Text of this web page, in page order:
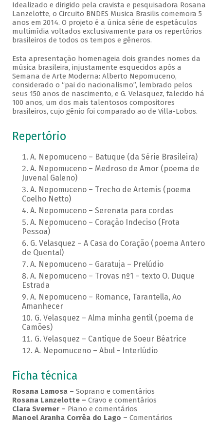
Idealizado e dirigido pela cravista e pesquisadora Rosana
Lanzelotte, o Circuito BNDES Musica Brasilis comemora 5
anos em 2014. O projeto é a única série de espetáculos
multimídia voltados exclusivamente para os repertórios
brasileiros de todos os tempos e gêneros.
Esta apresentação homenageia dois grandes nomes da
música brasileira, injustamente esquecidos após a
Semana de Arte Moderna: Alberto Nepomuceno,
considerado o “pai do nacionalismo”, lembrado pelos
seus 150 anos de nascimento, e G. Velasquez, falecido há
100 anos, um dos mais talentosos compositores
brasileiros, cujo gênio foi comparado ao de Villa-Lobos.
Repertório
A. Nepomuceno – Batuque (da Série Brasileira)
A. Nepomuceno – Medroso de Amor (poema de
Juvenal Galeno)
A. Nepomuceno – Trecho de Artemis (poema
Coelho Netto)
A. Nepomuceno – Serenata para cordas
A. Nepomuceno – Coração Indeciso (Frota
Pessoa)
G. Velasquez – A Casa do Coração (poema Antero
de Quental)
A. Nepomuceno – Garatuja – Prelúdio
A. Nepomuceno – Trovas nº1 – texto O. Duque
Estrada
A. Nepomuceno – Romance, Tarantella, Ao
Amanhecer
G. Velasquez – Alma minha gentil (poema de
Camões)
G. Velasquez – Cantique de Soeur Béatrice
A. Nepomuceno – Abul - Interlúdio
Ficha técnica
Rosana Lamosa – Soprano e comentários
Rosana Lanzelotte – Cravo e comentários
Clara Sverner – Piano e comentários
Manoel Aranha Corrêa do Lago – Comentários